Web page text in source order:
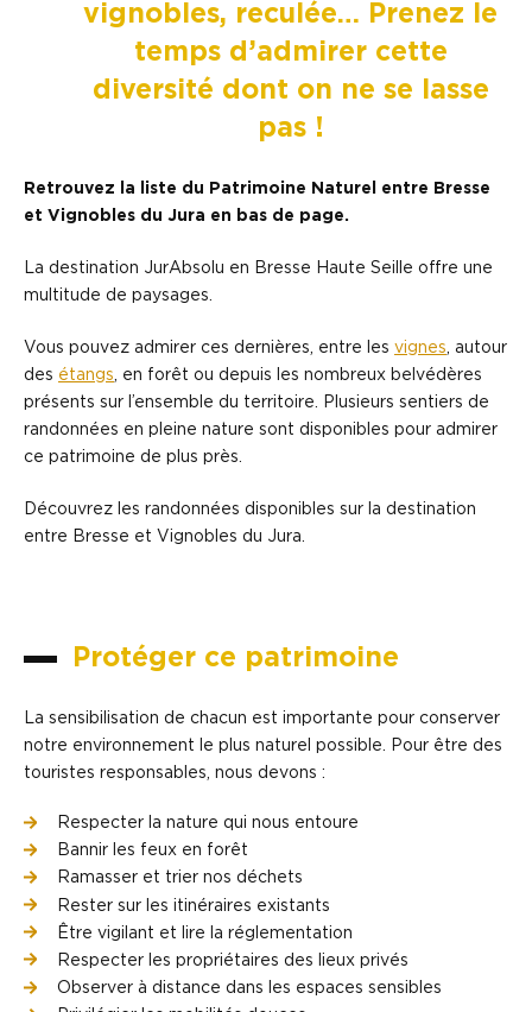
vignobles, reculée… Prenez le
temps d’admirer cette
diversité dont on ne se lasse
pas !
Retrouvez la liste du Patrimoine Naturel entre Bresse
et Vignobles du Jura en bas de page.
La destination JurAbsolu en Bresse Haute Seille offre une
multitude de paysages.
Vous pouvez admirer ces dernières, entre les vignes, autour
des étangs, en forêt ou depuis les nombreux belvédères
présents sur l’ensemble du territoire. Plusieurs sentiers de
randonnées en pleine nature sont disponibles pour admirer
ce patrimoine de plus près.
Découvrez les randonnées disponibles sur la destination
entre Bresse et Vignobles du Jura.
Protéger ce patrimoine
La sensibilisation de chacun est importante pour conserver
notre environnement le plus naturel possible. Pour être des
touristes responsables, nous devons :
Respecter la nature qui nous entoure
Bannir les feux en forêt
Ramasser et trier nos déchets
Rester sur les itinéraires existants
Être vigilant et lire la réglementation
Respecter les propriétaires des lieux privés
Observer à distance dans les espaces sensibles